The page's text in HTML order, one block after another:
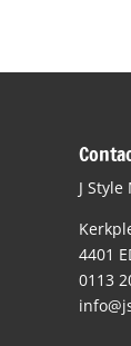
J
4401
0113